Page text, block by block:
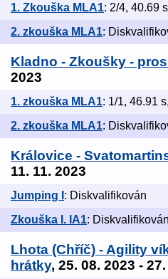
1. Zkouška MLA1: 2/4, 40.69
2. zkouška MLA1:
Kladno - Zkoušky -
2023
1. zkouška MLA1: 1/1, 46.91
2. zkouška MLA1:
Královice -
11. 11. 2023
Jumping I : Diskvalifikován
Zkouška I. IA1: Diskvalifikován
Lhota (Chříč) - Agility
hrátky, 25. 08. 2023 -